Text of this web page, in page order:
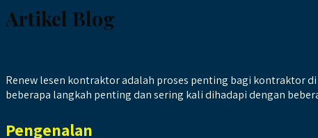
Artikel Blog
Renew lesen kontraktor adalah proses penting bagi kontraktor
beberapa langkah penting dan sering kali dihadapi dengan
Pengenalan